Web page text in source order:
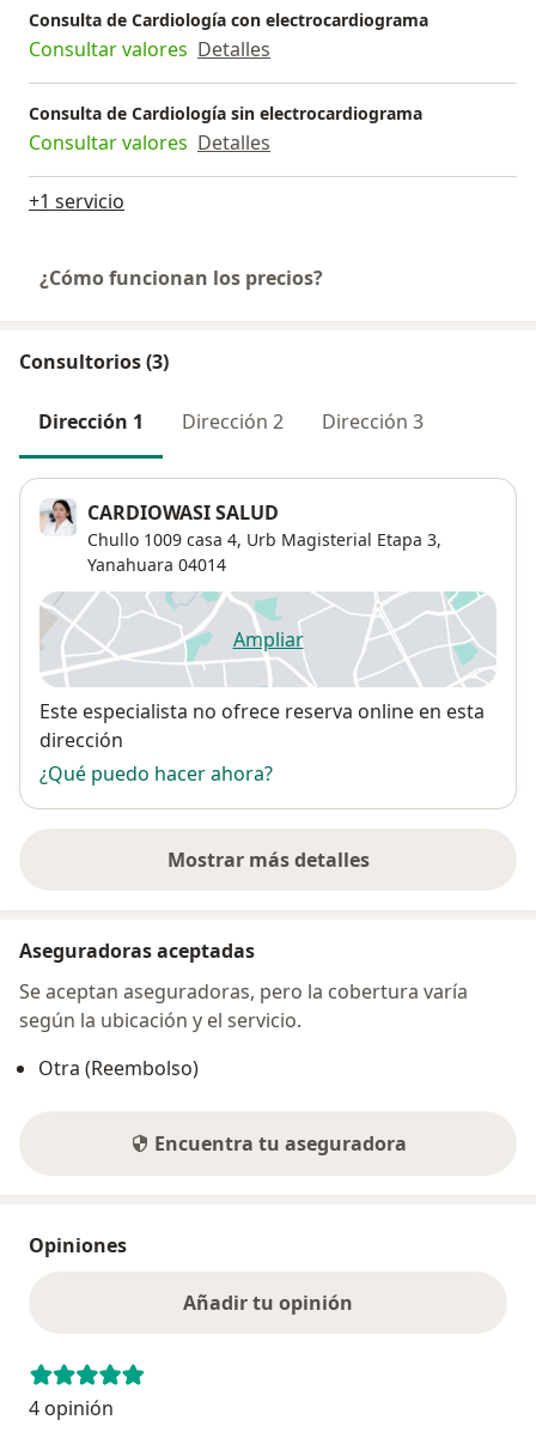
Consulta de Cardiología con electrocardiograma
Consultar valores Detalles
Consulta de Cardiología sin electrocardiograma
Consultar valores Detalles
+1 servicio
¿Cómo funcionan los precios?
Consultorios (3)
Dirección 1 Dirección 2 Dirección 3
CARDIOWASI SALUD
Chullo 1009 casa 4, Urb Magisterial Etapa 3,
Yanahuara 04014
Ampliarse abre en una nueva
Disponibilidad
Este especialista no ofrece reserva online en esta
dirección
¿Qué puedo hacer ahora?
Mostrar más detalles
sobre la dirección
Aseguradoras aceptadas
Se aceptan aseguradoras, pero la cobertura varía
según la ubicación y el servicio.
Otra (Reembolso)
Encuentra tu aseguradora
Opiniones
Añadir tu opinión
4 opinión